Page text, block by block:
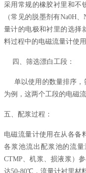
采用常规的橡胶衬里和不
（常见的脱墨剂有Na0H
量计的电极和衬里的选择
料过程中的电磁流量计使
四、筛选漂白工段：
单以使用的数量排序，
为例，这两个工段的电磁
五、配浆过程：
电磁流量计使用在从各备
各浆池流出配浆池的流
CTMP、机浆、损液浆）
达50-80℃，流量计衬里材